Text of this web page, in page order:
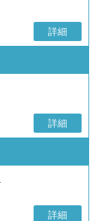
詳細
詳細
詳細